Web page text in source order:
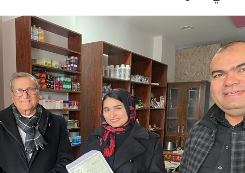
عبد السلام بلتاجي بمناسبة زفاف كريمته سلمي
تستعين بسيارات طوارئ المياه لتلبية احتياجات مواطني
تعاطيهما المخدرات بالإسكندرية
عبدالهادى حجازى الرجل الذى آمن بإن النجاح الحقيقى
تكتب: فى حفل الزفاف ذكريات من زمن فات
الحميد لنجاح نجله فى الثانوية العامة